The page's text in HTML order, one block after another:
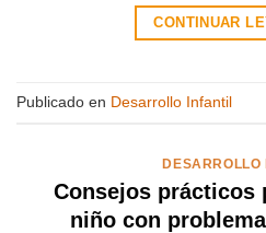
CONTINUAR
Publicado en Desarrollo Infantil
DESARROLLO
Consejos prácticos
niño con